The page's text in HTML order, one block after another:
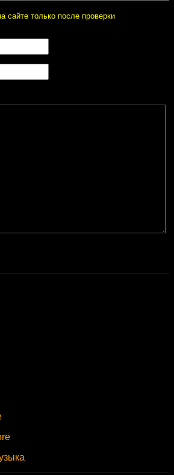
сайте только после проверки